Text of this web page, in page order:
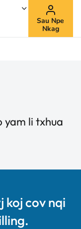
Sau Npe
Nkag
yam li txhua
koj cov nqi